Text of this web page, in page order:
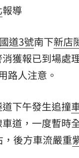
歷史 楊光友怒揭
神秘圈外妻子已
他遭賴清德吐槽
這時間」強制拖
林慶順教授不幸
韓星海外發展近
來也不是一個國
報導
國道3號南下新店
獲報已到場處
路人注意。
下午發生追撞
道，一度暫時
後方車流嚴重